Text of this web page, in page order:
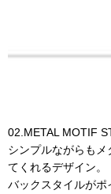
02.METAL MOTIF
シンプルながらもメ
てくれるデザイン。
バックスタイルが